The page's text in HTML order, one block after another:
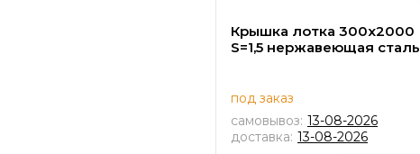
Крышка лотка 300х2000
S=1,5 нержавеющая сталь
под заказ
самовывоз: 13-08-2026
доставка: 13-08-2026